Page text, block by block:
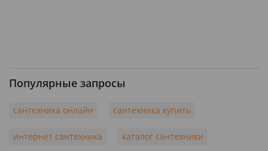
Популярные запросы
сантехника онлайн сантехника купить
интернет сантехника каталог сантехники